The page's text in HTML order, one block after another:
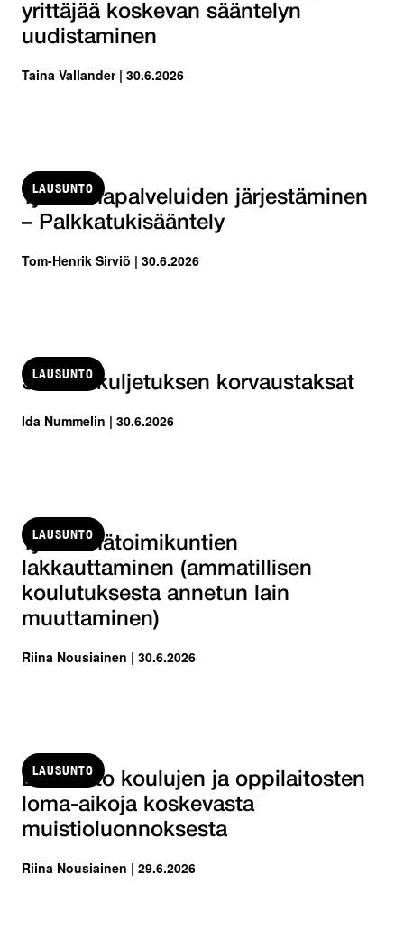
yrittäjää koskevan sääntelyn
uudistaminen
Taina Vallander | 30.6.2026
LAUSUNTO
Työvoimapalveluiden järjestäminen
– Palkkatukisääntely
Tom-Henrik Sirviö | 30.6.2026
LAUSUNTO
Sairaankuljetuksen korvaustaksat
Ida Nummelin | 30.6.2026
LAUSUNTO
Työelämätoimikuntien
lakkauttaminen (ammatillisen
koulutuksesta annetun lain
muuttaminen)
Riina Nousiainen | 30.6.2026
LAUSUNTO
Lausunto koulujen ja oppilaitosten
loma-aikoja koskevasta
muistioluonnoksesta
Riina Nousiainen | 29.6.2026